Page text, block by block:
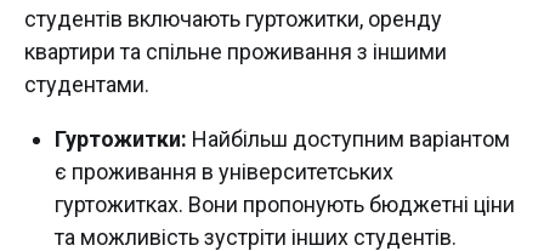
студентів включають гуртожитки, оренду
квартири та спільне проживання з іншими
студентами.
Гуртожитки: Найбільш доступним варіантом
є проживання в університетських
гуртожитках. Вони пропонують бюджетні ціни
та можливість зустріти інших студентів.